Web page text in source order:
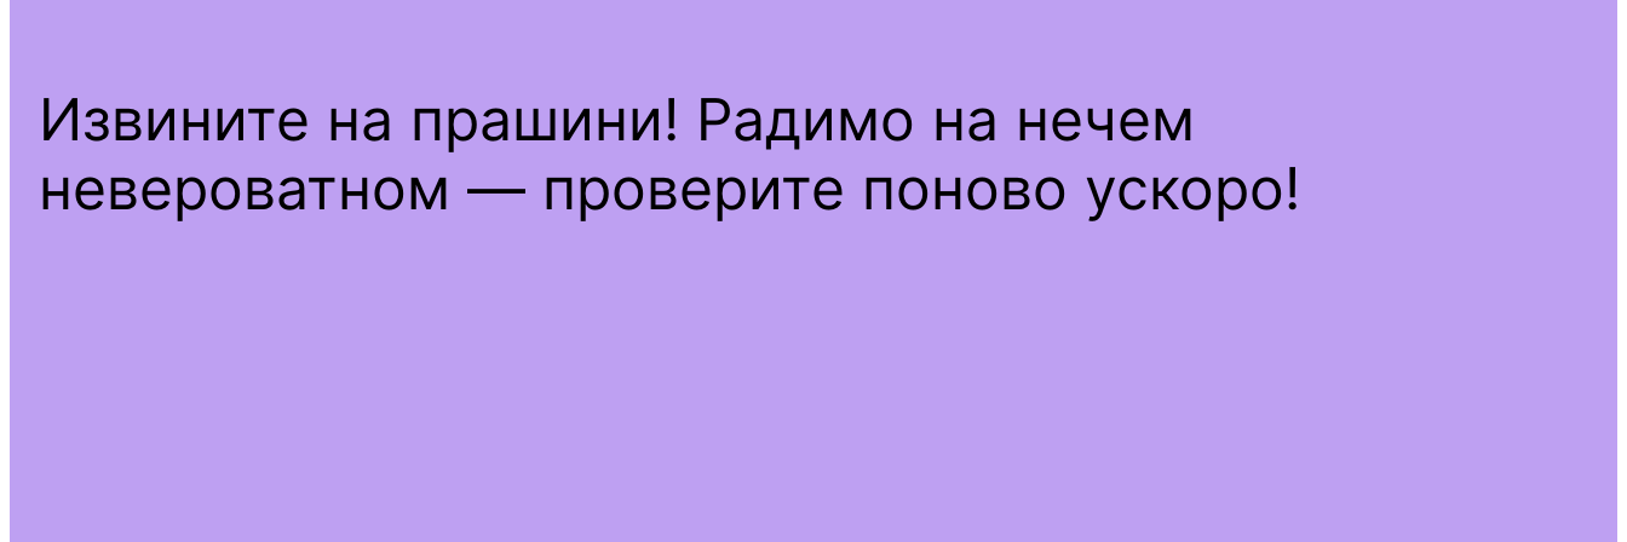
Извините на прашини! Радимо на нечем
невероватном — проверите поново ускоро!